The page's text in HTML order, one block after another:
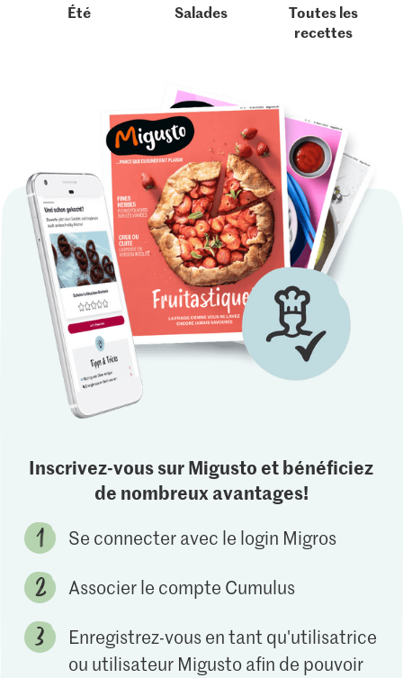
Été Salades
Toutes les
recettes
Inscrivez-vous sur Migusto et bénéficiez
de nombreux avantages!
Se connecter avec le login Migros
Associer le compte Cumulus
Enregistrez-vous en tant qu'utilisatrice
ou utilisateur Migusto afin de pouvoir